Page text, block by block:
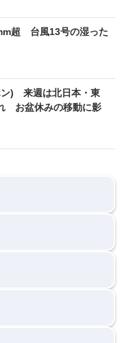
超 台風13号の湿った
ン) 来週は北日本・東
お盆休みの移動に影